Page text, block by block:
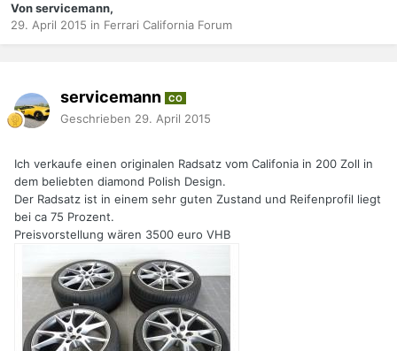
Von servicemann,
29. April 2015 in Ferrari California Forum
servicemann CO
Geschrieben 29. April 2015
Ich verkaufe einen originalen Radsatz vom Califonia in 200 Zoll in
dem beliebten diamond Polish Design.
Der Radsatz ist in einem sehr guten Zustand und Reifenprofil liegt
bei ca 75 Prozent.
Preisvorstellung wären 3500 euro VHB